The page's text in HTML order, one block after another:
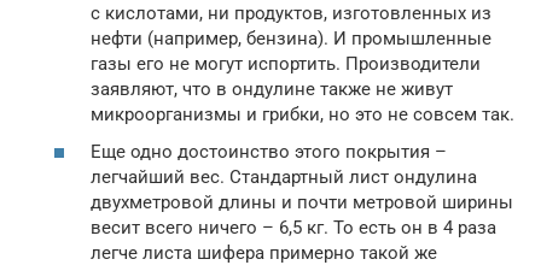
с кислотами, ни продуктов, изготовленных из
нефти (например, бензина). И промышленные
газы его не могут испортить. Производители
заявляют, что в ондулине также не живут
микроорганизмы и грибки, но это не совсем так.
Еще одно достоинство этого покрытия –
легчайший вес. Стандартный лист ондулина
двухметровой длины и почти метровой ширины
весит всего ничего – 6,5 кг. То есть он в 4 раза
легче листа шифера примерно такой же